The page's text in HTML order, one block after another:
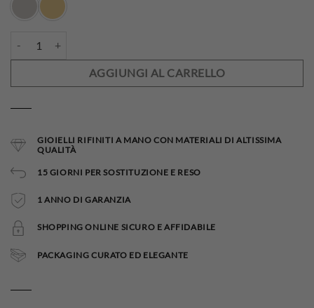
AGGIUNGI AL CARRELLO
GIOIELLI RIFINITI A MANO CON MATERIALI DI ALTISSIMA
QUALITÀ
15 GIORNI PER SOSTITUZIONE E RESO
1 ANNO DI GARANZIA
SHOPPING ONLINE SICURO E AFFIDABILE
PACKAGING CURATO ED ELEGANTE